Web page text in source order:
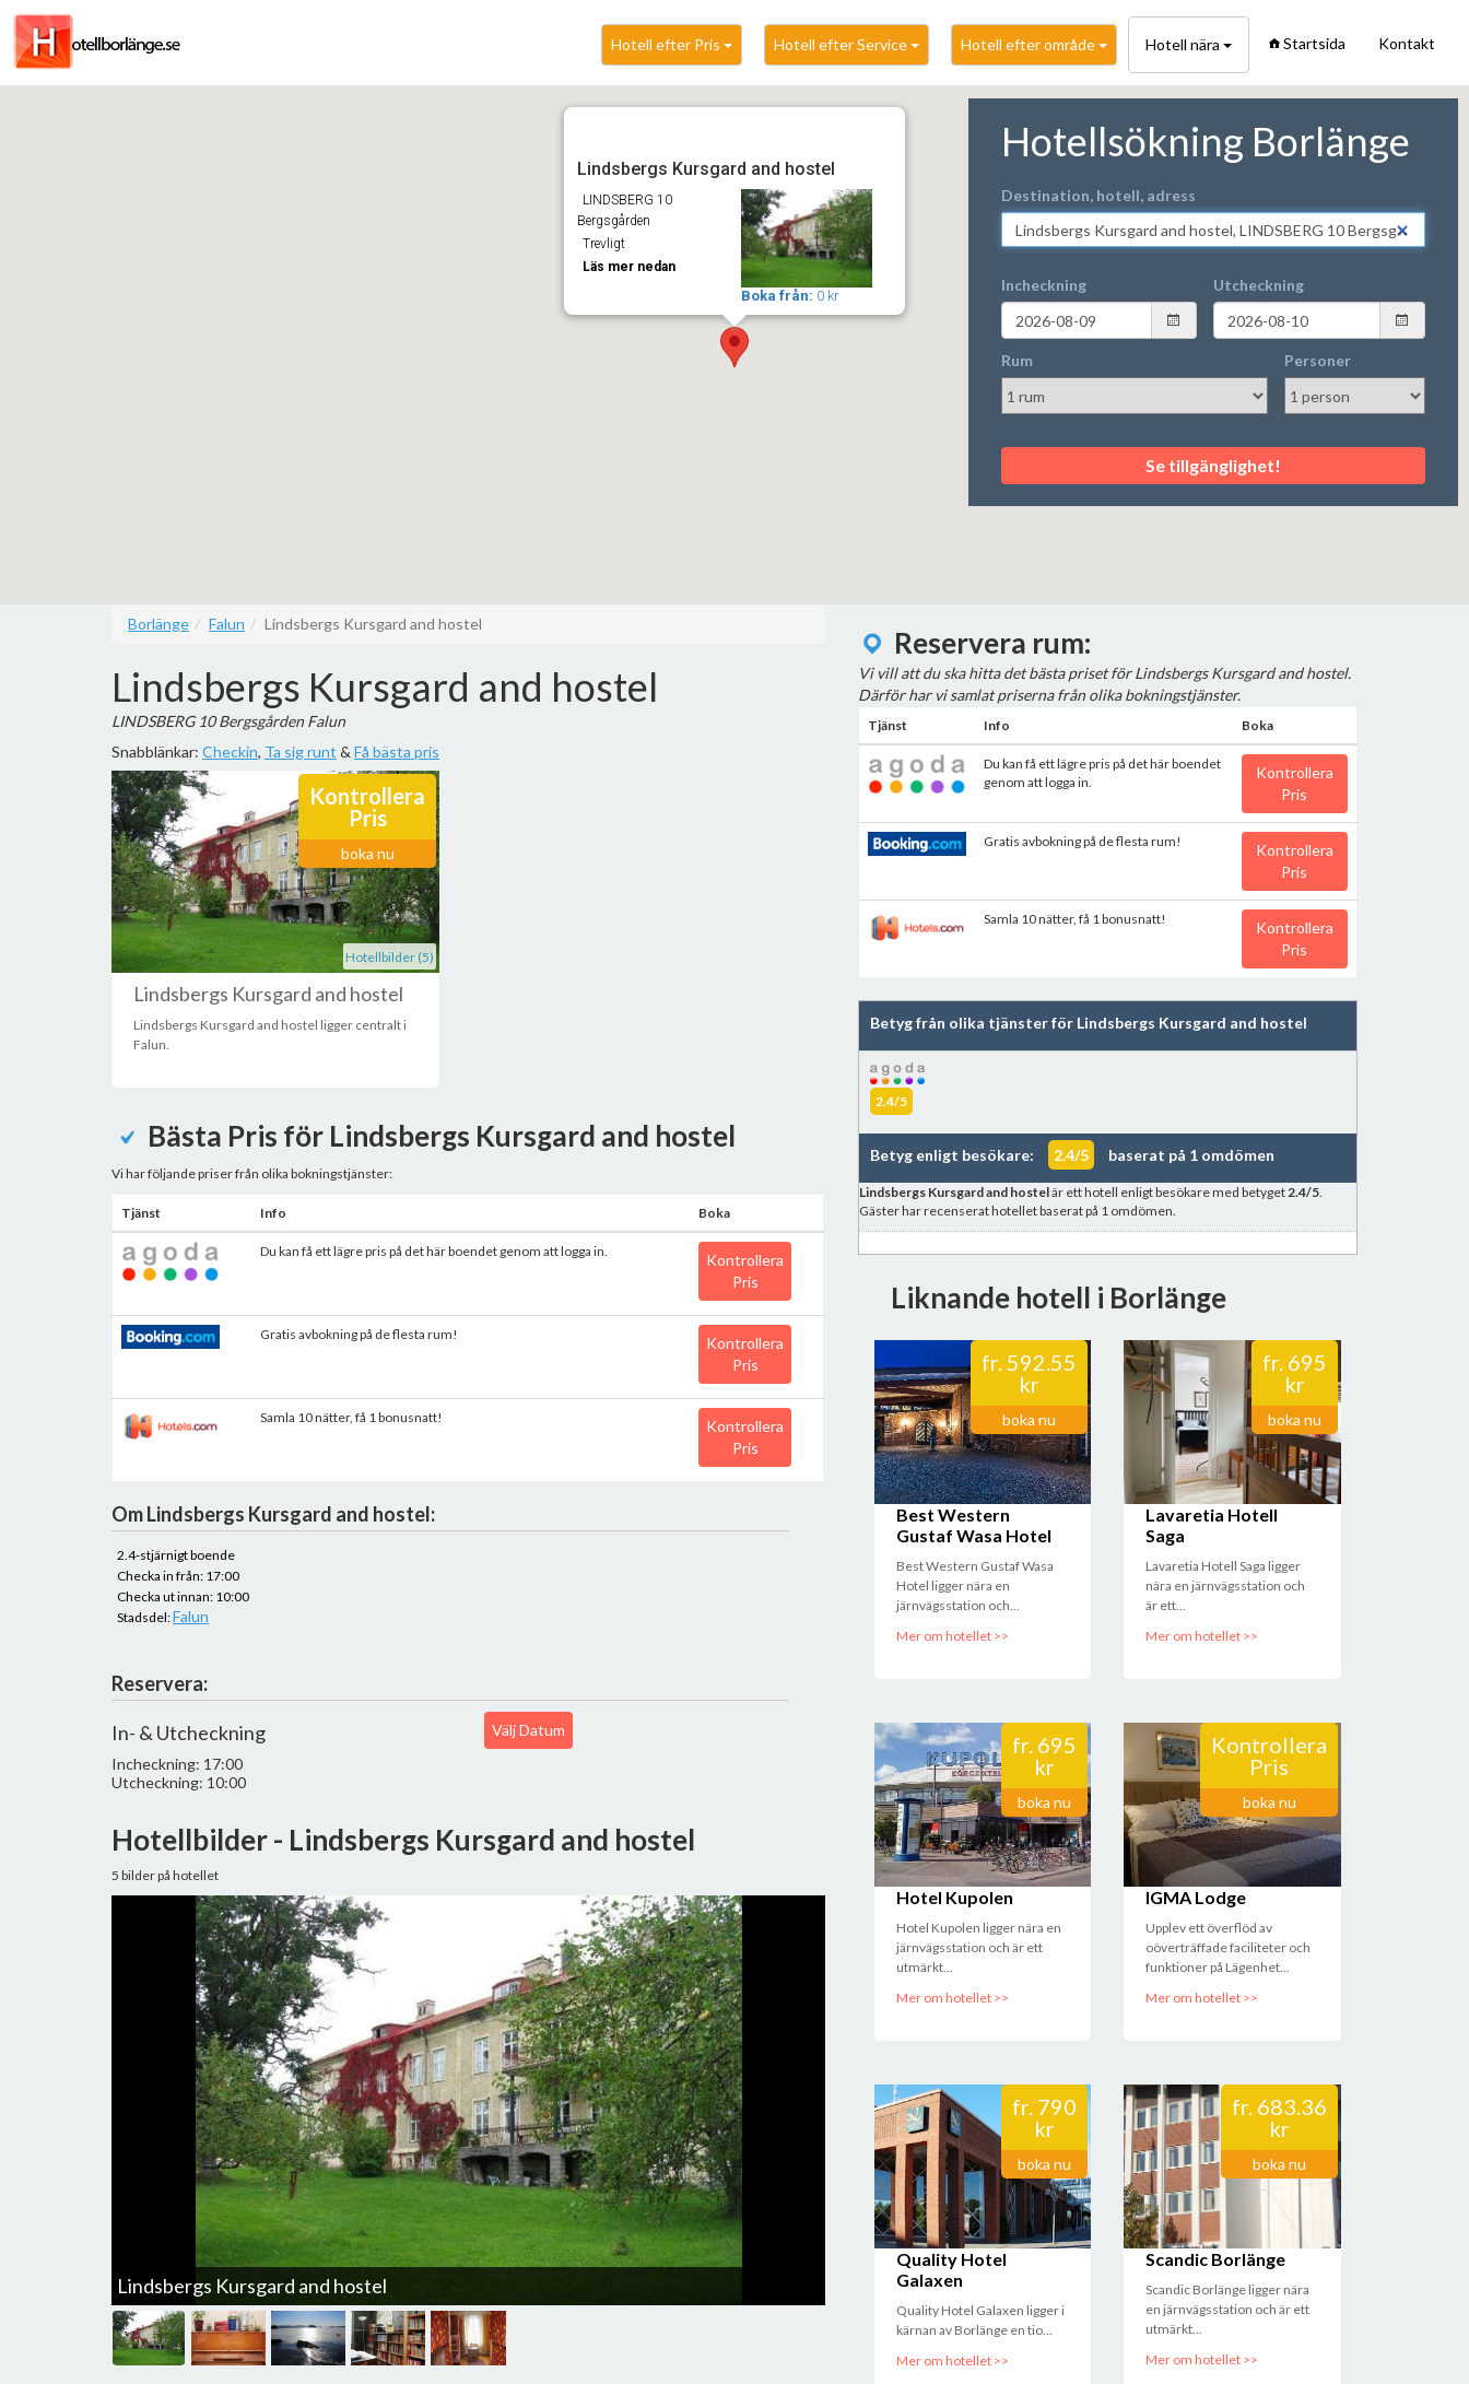
Hotell efter Pris Hotell efter Service Hotell efter område Hotell nära Startsida Kontakt
Lindsbergs Kursgard and hostel
LINDSBERG 10
Bergsgården
Trevligt
Läs mer nedan
Boka från: 0 kr
Hotellsökning Borlänge
Destination, hotell, adress
Incheckning Utcheckning
Rum Personer
Se tillgänglighet!
Borlänge Falun Lindsbergs Kursgard and hostel
Lindsbergs Kursgard and hostel
LINDSBERG 10 Bergsgården Falun
Snabblänkar: Checkin, Ta sig runt & Få bästa pris
Kontrollera
Pris
boka nu
Hotellbilder (5)
Lindsbergs Kursgard and hostel
Lindsbergs Kursgard and hostel ligger centralt i
Falun.
Bästa Pris för Lindsbergs Kursgard and hostel
Vi har följande priser från olika bokningstjänster:
Tjänst Info Boka
Du kan få ett lägre pris på det här boendet genom att logga in.
Kontrollera
Pris
Gratis avbokning på de flesta rum!
Kontrollera
Pris
Samla 10 nätter, få 1 bonusnatt!
Kontrollera
Pris
Om Lindsbergs Kursgard and hostel:
2.4-stjärnigt boende
Checka in från: 17:00
Checka ut innan: 10:00
Stadsdel:Falun
Reservera:
In- & Utcheckning
Incheckning: 17:00
Utcheckning: 10:00
Välj Datum
Hotellbilder - Lindsbergs Kursgard and hostel
5 bilder på hotellet
Lindsbergs Kursgard and hostel
Lindsbergs Kursgard and hostel
Reservera rum:
Vi vill att du ska hitta det bästa priset för Lindsbergs Kursgard and hostel.
Därför har vi samlat priserna från olika bokningstjänster.
Tjänst Info Boka
Du kan få ett lägre pris på det här boendet
genom att logga in.
Kontrollera
Pris
Gratis avbokning på de flesta rum!
Kontrollera
Pris
Samla 10 nätter, få 1 bonusnatt!
Kontrollera
Pris
Betyg från olika tjänster för Lindsbergs Kursgard and hostel
2.4/5
Betyg enligt besökare: 2.4/5 baserat på 1 omdömen
Lindsbergs Kursgard and hostelär ett hotell enligt besökare med betyget2.4/5.
Gäster har recenserat hotellet baserat på 1 omdömen.
Liknande hotell i Borlänge
fr.592.55
kr
boka nu
Best Western
Gustaf Wasa Hotel
Best Western Gustaf Wasa
Hotel ligger nära en
järnvägsstation och...
Mer om hotellet >>
fr. 695
kr
boka nu
Hotel Kupolen
Hotel Kupolen ligger nära en
järnvägsstation och är ett
utmärkt...
Mer om hotellet >>
fr. 790
kr
boka nu
Quality Hotel
Galaxen
Quality Hotel Galaxen ligger i
kärnan av Borlänge en tio...
Mer om hotellet >>
fr. 695
kr
boka nu
Lavaretia Hotell
Saga
Lavaretia Hotell Saga ligger
nära en järnvägsstation och
är ett...
Mer om hotellet >>
Kontrollera
Pris
boka nu
IGMA Lodge
Upplev ett överflöd av
oöverträffade faciliteter och
funktioner på Lägenhet...
Mer om hotellet >>
fr. 683.36
kr
boka nu
Scandic Borlänge
Scandic Borlänge ligger nära
en järnvägsstation och är ett
utmärkt...
Mer om hotellet >>